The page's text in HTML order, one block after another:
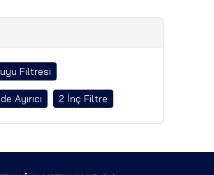
Filtresi
Ayırıcı 2 İnç Filtre